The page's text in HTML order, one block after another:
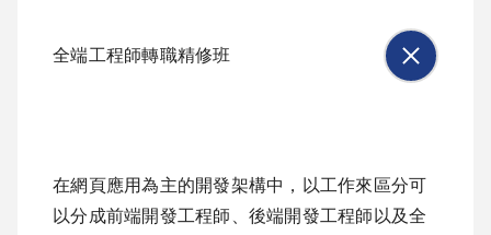
全端工程師轉職精修班
在網頁應用為主的開發架構中，以工作來區分可
以分成前端開發工程師、後端開發工程師以及全